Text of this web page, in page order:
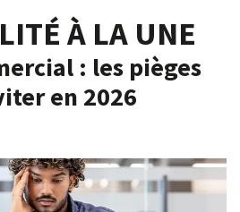
À LA UNE
: les pièges
en 2026